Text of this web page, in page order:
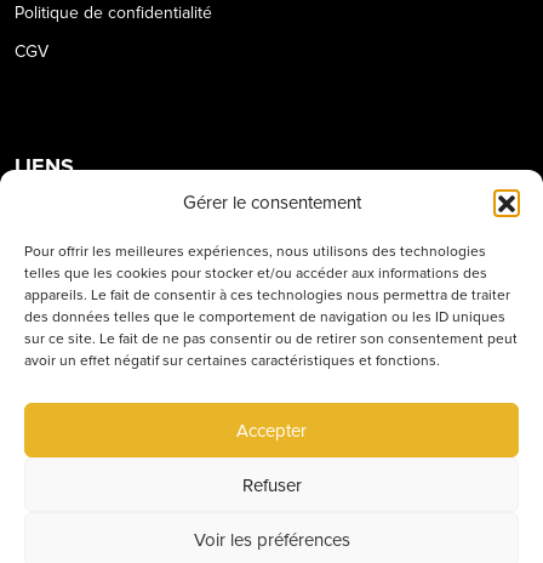
Gérer le consentement
Pour offrir les meilleures expériences, nous utilisons des technologies
telles que les cookies pour stocker et/ou accéder aux informations des
appareils. Le fait de consentir à ces technologies nous permettra de traiter
des données telles que le comportement de navigation ou les ID uniques
sur ce site. Le fait de ne pas consentir ou de retirer son consentement peut
avoir un effet négatif sur certaines caractéristiques et fonctions.
Accepter
Refuser
Voir les préférences
Politique de confidentialité
CGV
LIENS
Concept
Travailler à l’école